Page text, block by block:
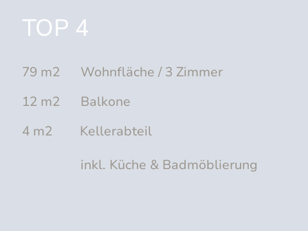
TOP 4
79 m2 Wohnfläche / 3 Zimmer
12 m2 Balkone
4 m2 Kellerabteil
inkl. Küche & Badmöblierung